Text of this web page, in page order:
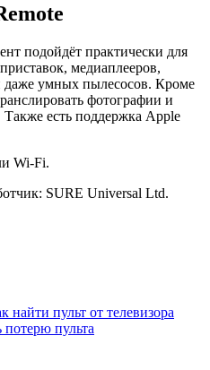
подойдёт практически для
медиаплееров,
даже умных пылесосов. Кроме
фотографии и
Также есть поддержка Apple
Wi-Fi.
SURE Universal Ltd.
найти пульт от телевизора
потерю пульта